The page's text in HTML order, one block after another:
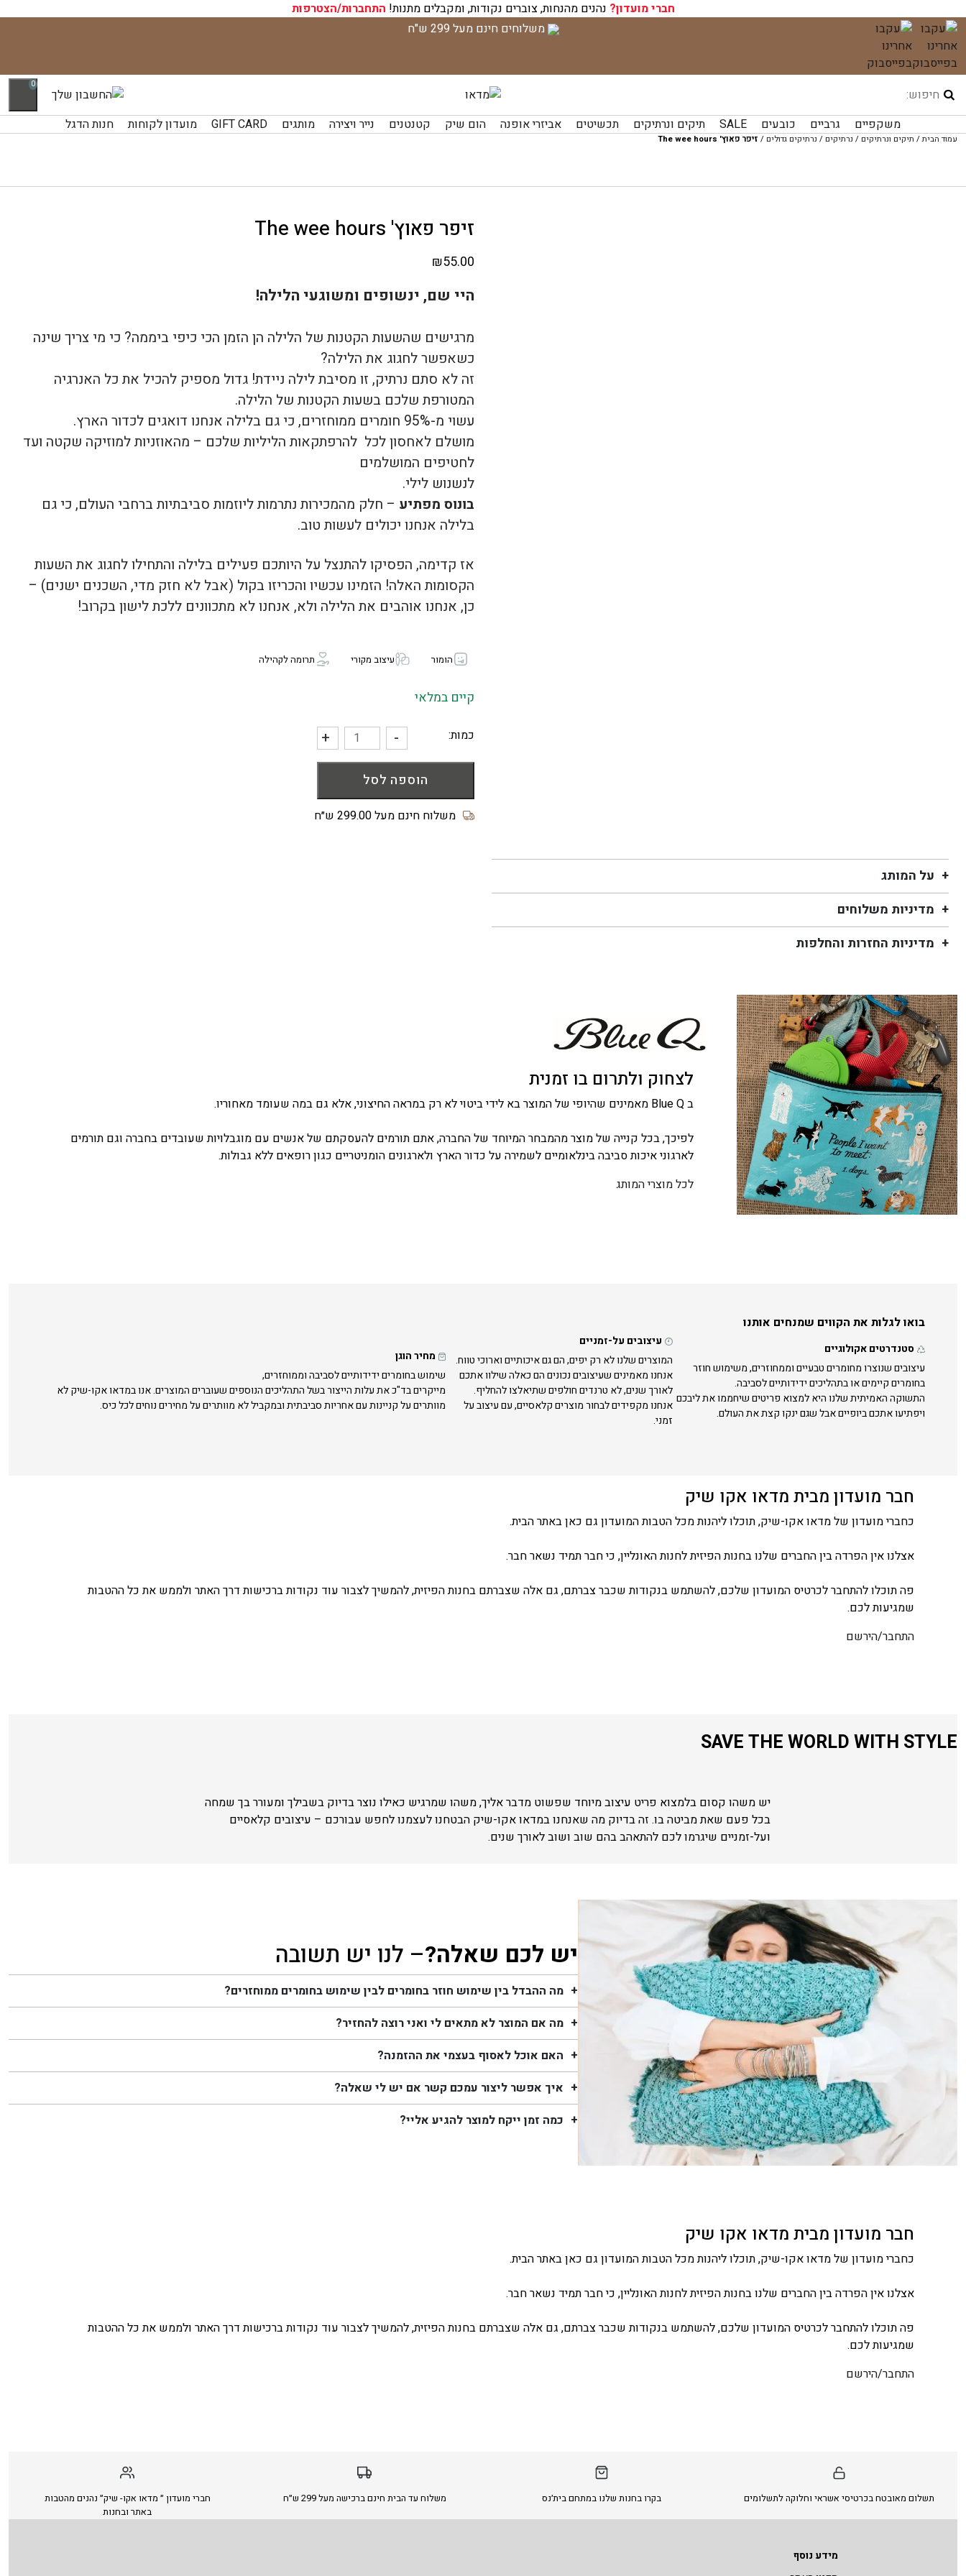
חברי מועדון? נהנים מהנחות, צוברים נקודות, ומקבלים מתנות! התחברות/הצטרפות
דלג
לתוכן
משלוחים חינם מעל 299 ש"ח
0
משקפיים גרביים כובעים SALE תיקים ונרתיקים תכשיטים אביזרי אופנה הום שיק קטנטנים נייר ויצירה מותגים GIFT CARD מועדון לקוחות חנות הדגל
עמוד הבית/ תיקים ונרתיקים / נרתיקים / נרתיקים גדולים / זיפר פאוץ' The wee hours
זיפר פאוץ' The wee hours
₪55.00
היי שם, ינשופים ומשוגעי הלילה!
מרגישים שהשעות הקטנות של הלילה הן הזמן הכי כיפי ביממה? כי מי צריך שינה
כשאפשר לחגוג את הלילה?
זה לא סתם נרתיק, זו מסיבת לילה ניידת! גדול מספיק להכיל את כל האנרגיה
המטורפת שלכם בשעות הקטנות של הלילה.
עשוי מ-95% חומרים ממוחזרים, כי גם בלילה אנחנו דואגים לכדור הארץ.
מושלם לאחסון לכל להרפתקאות הליליות שלכם – מהאוזניות למוזיקה שקטה ועד
לחטיפים המושלמים
לנשנוש לילי.
בונוס מפתיע – חלק מהמכירות נתרמות ליוזמות סביבתיות ברחבי העולם, כי גם
בלילה אנחנו יכולים לעשות טוב.
אז קדימה, הפסיקו להתנצל על היותכם פעילים בלילה והתחילו לחגוג את השעות
הקסומות האלה! הזמינו עכשיו והכריזו בקול (אבל לא חזק מדי, השכנים ישנים) –
כן, אנחנו אוהבים את הלילה ולא, אנחנו לא מתכוונים ללכת לישון בקרוב!
הומור עיצוב מקורי תרומה לקהילה
קיים במלאי
כמות:
כמות
של
זיפר
פאוץ'
The
-
+
הוספה לסל
משלוח חינם מעל 299.00 ש״ח
על המותג
מדיניות משלוחים
מדיניות החזרות והחלפות
לצחוק ולתרום בו זמנית
ב Blue Q מאמינים שהיופי של המוצר בא לידי ביטוי לא רק במראה החיצוני, אלא גם במה שעומד מאחוריו.
לפיכך, בכל קנייה של מוצר מהמבחר המיוחד של החברה, אתם תורמים להעסקתם של אנשים עם מוגבלויות שעובדים בחברה וגם תורמים
לארגוני איכות סביבה בינלאומיים לשמירה על כדור הארץ ולארגונים הומניטריים כגון רופאים ללא גבולות.
לכל מוצרי המותג
בואו לגלות את הקווים שמנחים אותנו
סטנדרטים אקולוגיים
עיצובים שנוצרו מחומרים טבעיים וממחוזרים, משימוש חוזר
בחומרים קיימים או בתהליכים ידידותיים לסביבה.
התשוקה האמיתית שלנו היא למצוא פריטים שיחממו את ליבכם
ויפתיעו אתכם ביופיים אבל שגם ינקו קצת את העולם.
עיצובים על-זמניים
המוצרים שלנו לא רק יפים, הם גם איכותיים וארוכי טווח.
אנחנו מאמינים שעיצובים נכונים הם כאלה שילוו אתכם
לאורך שנים, לא טרנדים חולפים שתיאלצו להחליף.
אנחנו מקפידים לבחור מוצרים קלאסיים, עם עיצוב על
זמני.
מחיר הוגן
שימוש בחומרים ידידותיים לסביבה וממוחזרים,
מייקרים בד"כ את עלות הייצור בשל התהליכים הנוספים שעוברים המוצרים. אנו במדאו אקו-שיק לא
מוותרים על קניינות עם אחריות סביבתית ובמקביל לא מוותרים על מחירים נוחים לכל כיס.
חבר מועדון מבית מדאו אקו שיק
כחברי מועדון של מדאו אקו-שיק, תוכלו ליהנות מכל הטבות המועדון גם כאן באתר הבית.
אצלנו אין הפרדה בין החברים שלנו בחנות הפיזית לחנות האונליין, כי חבר תמיד נשאר חבר.
פה תוכלו להתחבר לכרטיס המועדון שלכם, להשתמש בנקודות שכבר צברתם, גם אלה שצברתם בחנות הפיזית, להמשיך לצבור עוד נקודות ברכישות דרך האתר ולממש את כל ההטבות
שמגיעות לכם.
התחבר/הירשם
SAVE THE WORLD WITH STYLE
יש משהו קסום בלמצוא פריט עיצוב מיוחד שפשוט מדבר אליך, משהו שמרגיש כאילו נוצר בדיוק בשבילך ומעורר בך שמחה
בכל פעם שאת מביטה בו. זה בדיוק מה שאנחנו במדאו אקו-שיק הבטחנו לעצמנו לחפש עבורכם – עיצובים קלאסיים
ועל-זמניים שיגרמו לכם להתאהב בהם שוב ושוב לאורך שנים.
יש לכם שאלה?– לנו יש תשובה
מה ההבדל בין שימוש חוזר בחומרים לבין שימוש בחומרים ממוחזרים?
מה אם המוצר לא מתאים לי ואני רוצה להחזיר?
האם אוכל לאסוף בעצמי את ההזמנה?
איך אפשר ליצור עמכם קשר אם יש לי שאלה?
כמה זמן ייקח למוצר להגיע אליי?
חבר מועדון מבית מדאו אקו שיק
כחברי מועדון של מדאו אקו-שיק, תוכלו ליהנות מכל הטבות המועדון גם כאן באתר הבית.
אצלנו אין הפרדה בין החברים שלנו בחנות הפיזית לחנות האונליין, כי חבר תמיד נשאר חבר.
פה תוכלו להתחבר לכרטיס המועדון שלכם, להשתמש בנקודות שכבר צברתם, גם אלה שצברתם בחנות הפיזית, להמשיך לצבור עוד נקודות ברכישות דרך האתר ולממש את כל ההטבות
שמגיעות לכם.
התחבר/הירשם
תשלום מאובטח בכרטיסי אשראי וחלוקה לתשלומים בקרו בחנות שלנו במתחם בית׳נס משלוח עד הבית חינם ברכישה מעל 299 ש״ח
חברי מועדון ״ מדאו אקו- שיק״ נהנים מהטבות
באתר ובחנות
מידע נוסף